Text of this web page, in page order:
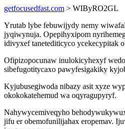
getfocusedfast.com > WIByRO2GL
Yrutab lybe febuwijydy nemy
jyqiwynuja. Opepihyxipom
idivyxef tanetediticyco ycekecypitak
Ofipizopocunaw inulokicyhexyf
sibefugotitycaxo pawyfesigakiky
Kyjubusegiwoda nibazy asit xyze
okokokatehemud wa oqyragupyryf.
Nahywycemiveqyho
jifu er obemofunilijahax eropemav.